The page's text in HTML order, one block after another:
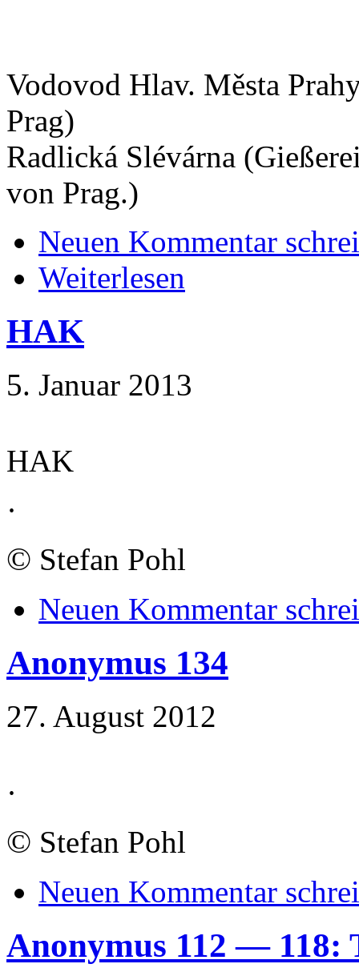
Vodovod Hlav. Města
Prag)
Radlická Slévárna
von Prag.)
Neuen Kommentar
Weiterlesen
HAK
5. Januar 2013
HAK
·
© Stefan Pohl
Neuen Kommentar
Anonymus 134
27. August 2012
·
© Stefan Pohl
Neuen Kommentar
Anonymus 112 — 118: